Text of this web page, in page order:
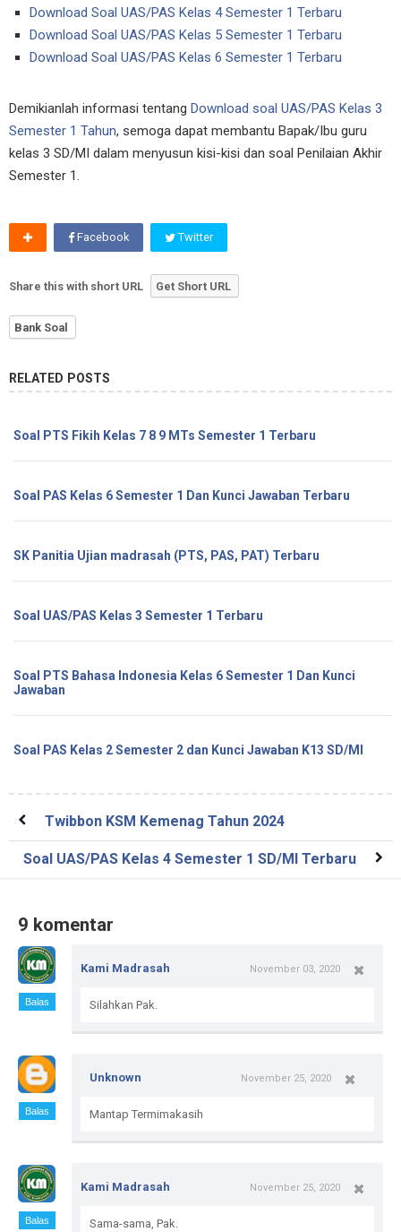
Download Soal UAS/PAS Kelas 4 Semester 1 Terbaru
Download Soal UAS/PAS Kelas 5 Semester 1 Terbaru
Download Soal UAS/PAS Kelas 6 Semester 1 Terbaru
Demikianlah informasi tentang Download soal UAS/PAS Kelas 3
Semester 1 Tahun, semoga dapat membantu Bapak/Ibu guru
kelas 3 SD/MI dalam menyusun kisi-kisi dan soal Penilaian Akhir
Semester 1.
Facebook Twitter
Share this with short URL Get Short URL
Bank Soal
RELATED POSTS
Soal PTS Fikih Kelas 7 8 9 MTs Semester 1 Terbaru
Soal PAS Kelas 6 Semester 1 Dan Kunci Jawaban Terbaru
SK Panitia Ujian madrasah (PTS, PAS, PAT) Terbaru
Soal UAS/PAS Kelas 3 Semester 1 Terbaru
Soal PTS Bahasa Indonesia Kelas 6 Semester 1 Dan Kunci
Jawaban
Soal PAS Kelas 2 Semester 2 dan Kunci Jawaban K13 SD/MI
Twibbon KSM Kemenag Tahun 2024
Soal UAS/PAS Kelas 4 Semester 1 SD/MI Terbaru
9 komentar
Balas
Kami Madrasah November 03, 2020
Silahkan Pak.
Balas
Unknown November 25, 2020
Mantap Termimakasih
Balas
Kami Madrasah November 25, 2020
Sama-sama, Pak.